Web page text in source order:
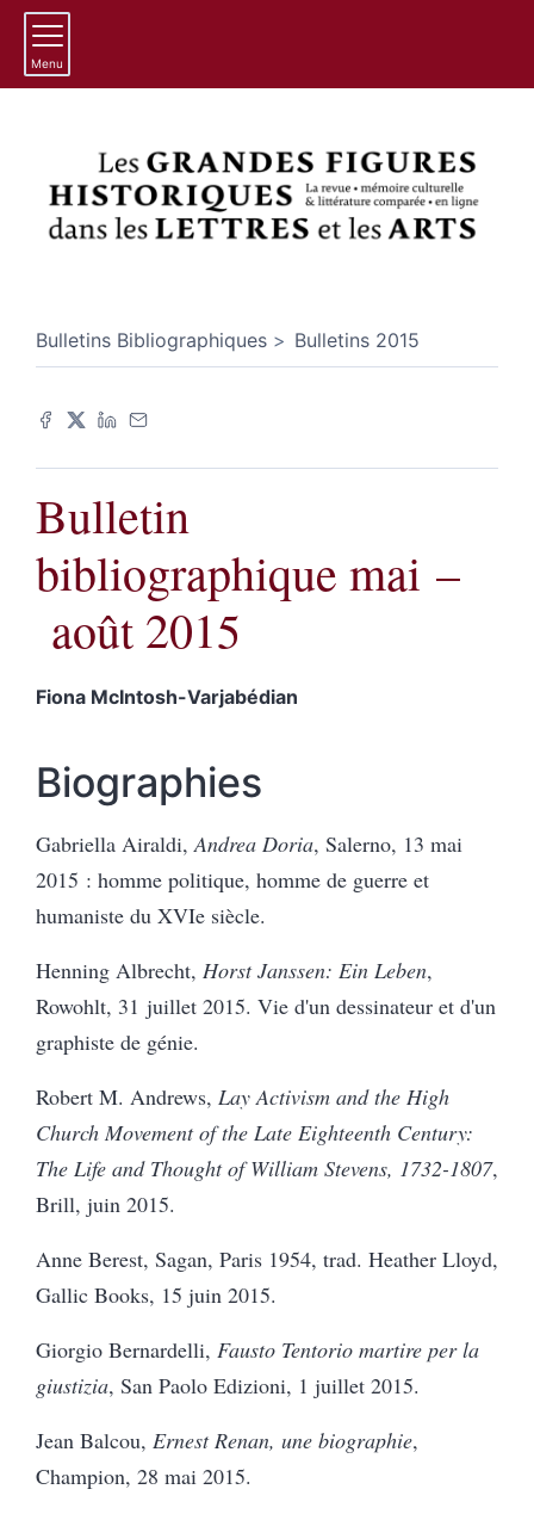
Menu
Bulletins Bibliographiques Bulletins 2015
Bulletin
bibliographique mai –
août 2015
Fiona McIntosh-Varjabédian
Biographies
Gabriella Airaldi,Andrea Doria, Salerno, 13 mai
2015 : homme politique, homme de guerre et
humaniste du XVIe siècle.
Henning Albrecht, Horst Janssen: Ein Leben,
Rowohlt, 31 juillet 2015. Vie d'un dessinateur et d'un
graphiste de génie.
Robert M. Andrews, Lay Activism and the High
Church Movement of the Late Eighteenth Century:
The Life and Thought of William Stevens, 1732-1807,
Brill, juin 2015.
Anne Berest, Sagan, Paris 1954, trad. Heather Lloyd,
Gallic Books, 15 juin 2015.
Giorgio Bernardelli, Fausto Tentorio martire per la
giustizia, San Paolo Edizioni, 1 juillet 2015.
Jean Balcou, Ernest Renan, une biographie,
Champion, 28 mai 2015.